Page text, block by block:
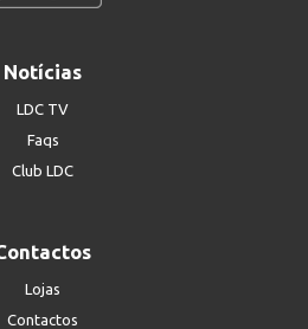
Notícias
LDC TV
Faqs
Club LDC
Lojas
Contactos